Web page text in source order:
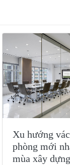
Xu hướng
phòng mới
mùa xây